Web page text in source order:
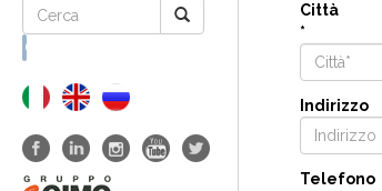
Cerca
Città
*
Indirizzo
Telefono